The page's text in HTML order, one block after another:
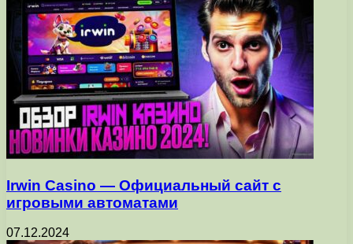
Irwin Casino — Официальный сайт с
игровыми автоматами
07.12.2024